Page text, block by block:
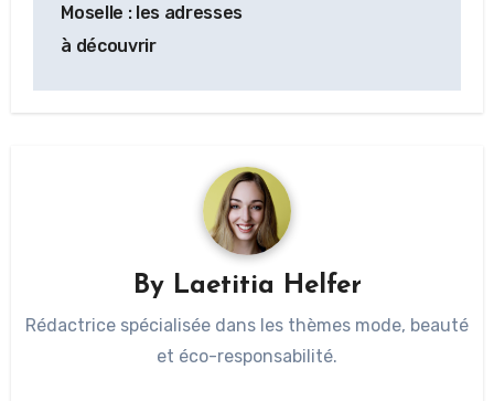
Moselle : les adresses
à découvrir
By Laetitia Helfer
Rédactrice spécialisée dans les thèmes mode, beauté
et éco-responsabilité.